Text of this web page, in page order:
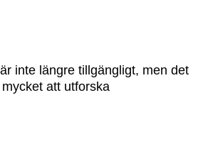
inte längre tillgängligt, men det
att utforska